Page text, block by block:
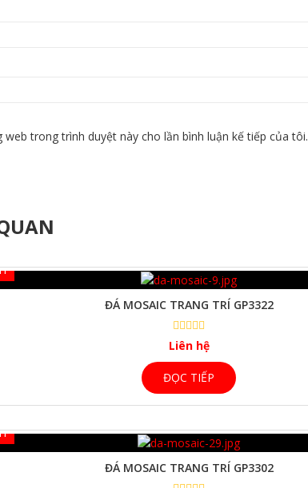
trong trình duyệt này cho lần bình luận kế tiếp của tôi.
ĐÁ MOSAIC TRANG TRÍ GP3322
Liên hệ
ĐỌC TIẾP
ĐÁ MOSAIC TRANG TRÍ GP3302